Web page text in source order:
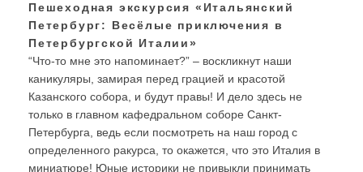
Пешеходная экскурсия «Итальянский
Петербург: Весёлые приключения в
Петербургской Италии»
“Что-то мне это напоминает?” – воскликнут наши
каникуляры, замирая перед грацией и красотой
Казанского собора, и будут правы! И дело здесь не
только в главном кафедральном соборе Санкт-
Петербурга, ведь если посмотреть на наш город с
определенного ракурса, то окажется, что это Италия в
миниатюре! Юные историки не привыкли принимать